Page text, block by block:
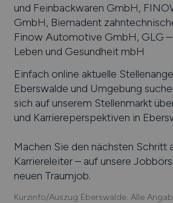
und Feinbackwaren GmbH,
GmbH, Biemadent
Finow Automotive GmbH, GLG
Leben und Gesundheit mbH
Einfach online aktuelle
Eberswalde und Umgebung
sich auf unserem Stellenmarkt
und Karriereperspektiven in
Machen Sie den nächsten Schritt
Karriereleiter – auf unsere
neuen Traumjob.
Kurzinfo/Auszug Eberswalde. Alle